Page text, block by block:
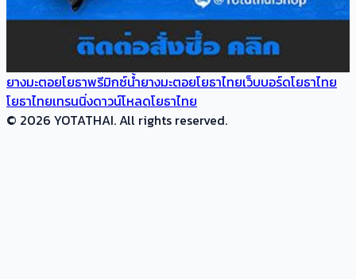
ยางมะตอยโยธาพรีมิกซ์น้ำยางมะตอยโยธาไทยเว็บบอร์ดโยธาไทย
โยธาไทยเทรนนิ่งดาวน์โหลดโยธาไทย
© 2026 YOTATHAI. All rights reserved.